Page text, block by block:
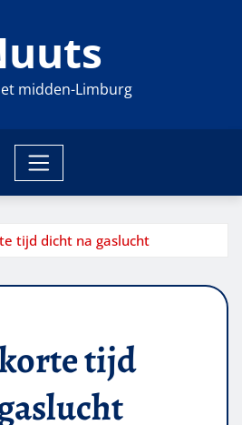
midden-Limburg
tijd dicht na gaslucht
tijd